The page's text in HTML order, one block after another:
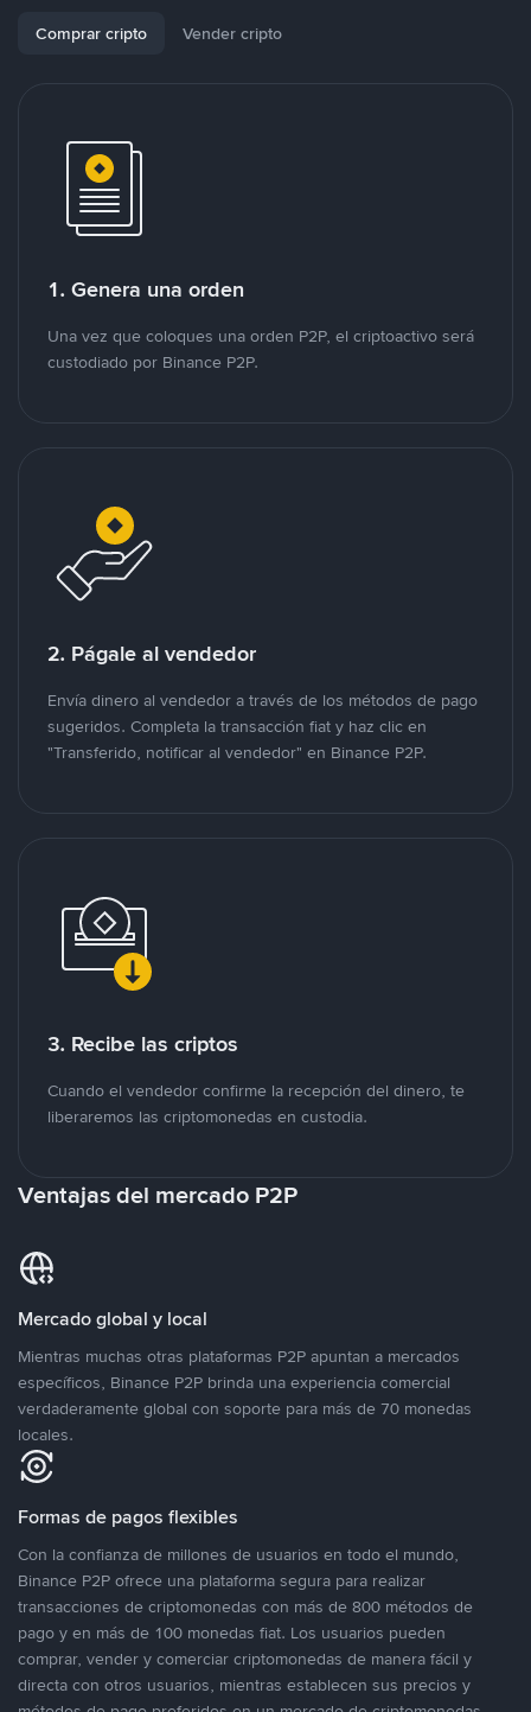
Comprar cripto Vender cripto
1. Genera una orden
Una vez que coloques una orden P2P, el criptoactivo será
custodiado por Binance P2P.
2. Págale al vendedor
Envía dinero al vendedor a través de los métodos de pago
sugeridos. Completa la transacción fiat y haz clic en
"Transferido, notificar al vendedor" en Binance P2P.
3. Recibe las criptos
Cuando el vendedor confirme la recepción del dinero, te
liberaremos las criptomonedas en custodia.
Ventajas del mercado P2P
Mercado global y local
Mientras muchas otras plataformas P2P apuntan a mercados
específicos, Binance P2P brinda una experiencia comercial
verdaderamente global con soporte para más de 70 monedas
locales.
Formas de pagos flexibles
Con la confianza de millones de usuarios en todo el mundo,
Binance P2P ofrece una plataforma segura para realizar
transacciones de criptomonedas con más de 800 métodos de
pago y en más de 100 monedas fiat. Los usuarios pueden
comprar, vender y comerciar criptomonedas de manera fácil y
directa con otros usuarios, mientras establecen sus precios y